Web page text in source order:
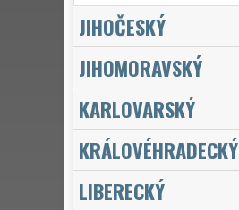
JIHOČESKÝ
JIHOMORAVSKÝ
KARLOVARSKÝ
KRÁLOVÉHRADECKÝ
LIBERECKÝ